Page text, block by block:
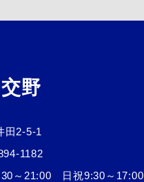
野
田2-5-1
1182
～21:00 日祝9:30～17:00